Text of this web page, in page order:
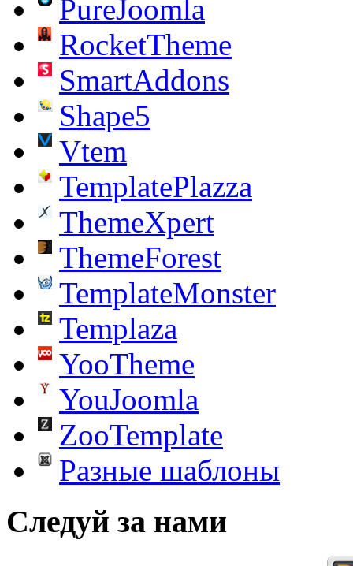
PureJoomla
RocketTheme
SmartAddons
Shape5
Vtem
TemplatePlazza
ThemeXpert
ThemeForest
TemplateMonster
Templaza
YooTheme
YouJoomla
ZooTemplate
Разные шаблоны
Следуй за нами